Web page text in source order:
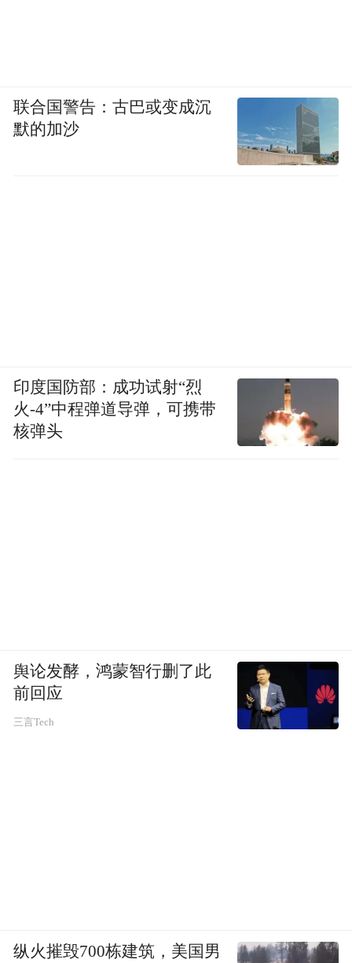
联合国警告：古巴或变成沉
默的加沙
印度国防部：成功试射“烈
火-4”中程弹道导弹，可携带
核弹头
舆论发酵，鸿蒙智行删了此
前回应
三言Tech
纵火摧毁700栋建筑，美国男